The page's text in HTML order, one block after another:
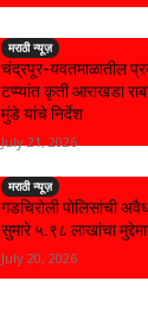
मराठी न्यूज़
चंद्रपूर-यवतमाळातील
टप्प्यांत कृती आराखडा
मुंडे यांचे निर्देश
July 21, 2026
मराठी न्यूज़
गडचिरोली पोलिसांची
सुमारे ५.९८ लाखांचा
July 20, 2026